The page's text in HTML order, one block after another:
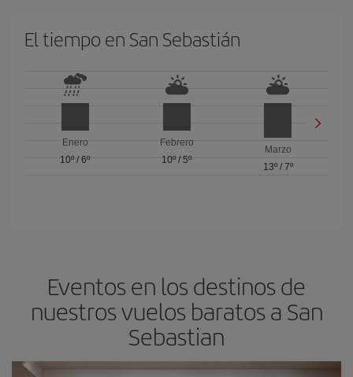
El tiempo en San Sebastián
Enero
10º/6º
Febrero
10º/ 5º
Marzo
13º/ 7º
Eventos en los destinos de
nuestros vuelos baratos a San
Sebastian